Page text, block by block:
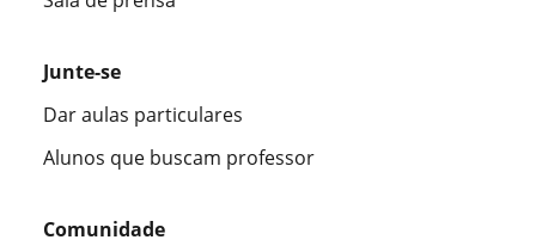
Junte-se
Dar aulas particulares
Alunos que buscam professor
Comunidade